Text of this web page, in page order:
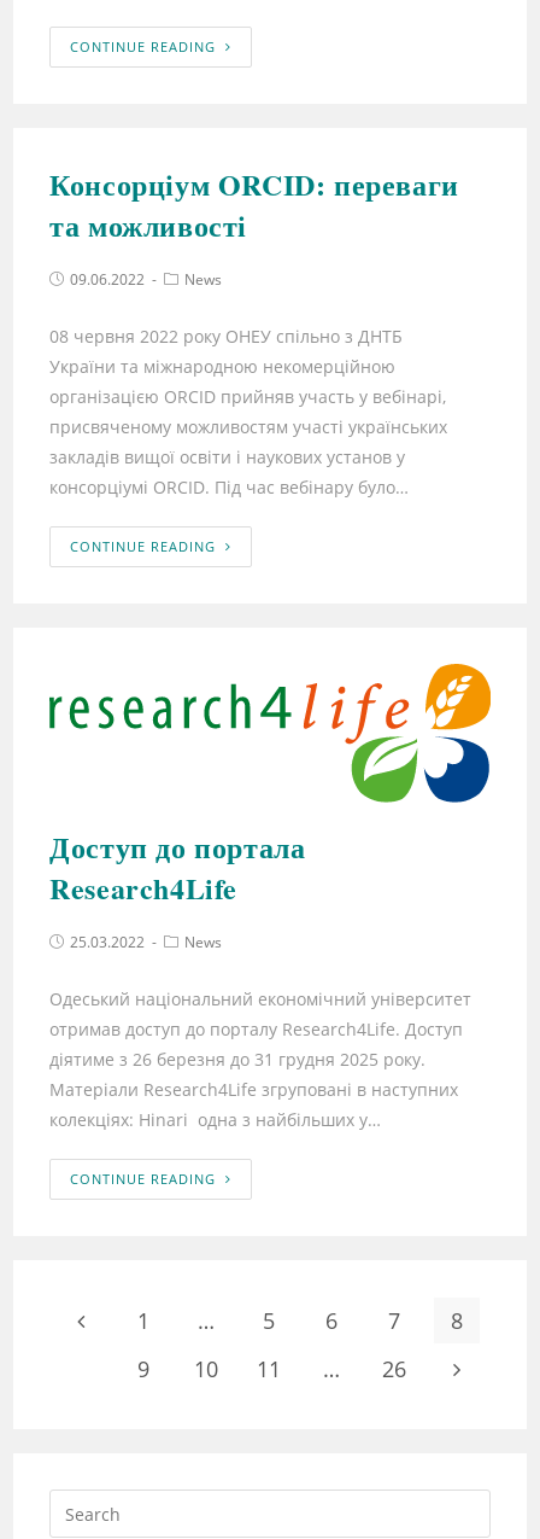
CONTINUE READING
Консорціум ORCID: переваги
та можливості
09.06.2022 News
08 червня 2022 року ОНЕУ спільно з ДНТБ
України та міжнародною некомерційною
організацією ORCID прийняв участь у вебінарі,
присвяченому можливостям участі українських
закладів вищої освіти і наукових установ у
консорціумі ORCID. Під час вебінару було…
CONTINUE READING
Доступ до портала
Research4Life
25.03.2022 News
Одеський національний економічний університет
отримав доступ до порталу Research4Life. Доступ
діятиме з 26 березня до 31 грудня 2025 року.
Матеріали Research4Life згруповані в наступних
колекціях: Hinari одна з найбільших у…
CONTINUE READING
1 … 5 6 7
8
9
10 11 … 26